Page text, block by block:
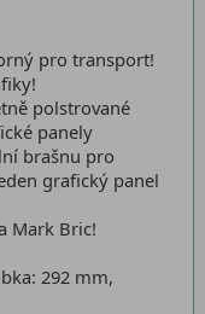
pro transport!
polstrované
panely
brašnu pro
grafický panel
Mark Bric!
292 mm,